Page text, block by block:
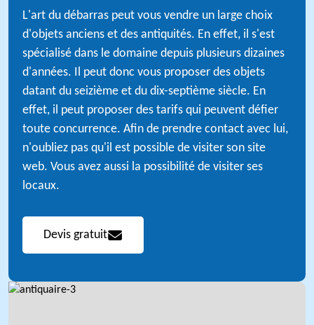
L'art du débarras peut vous vendre un large choix
d'objets anciens et des antiquités. En effet, il s'est
spécialisé dans le domaine depuis plusieurs dizaines
d'années. Il peut donc vous proposer des objets
datant du seizième et du dix-septième siècle. En
effet, il peut proposer des tarifs qui peuvent défier
toute concurrence. Afin de prendre contact avec lui,
n'oubliez pas qu'il est possible de visiter son site
web. Vous avez aussi la possibilité de visiter ses
locaux.
Devis gratuit